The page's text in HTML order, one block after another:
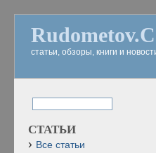
статьи, обзоры, книги и
СТАТЬИ
Все статьи